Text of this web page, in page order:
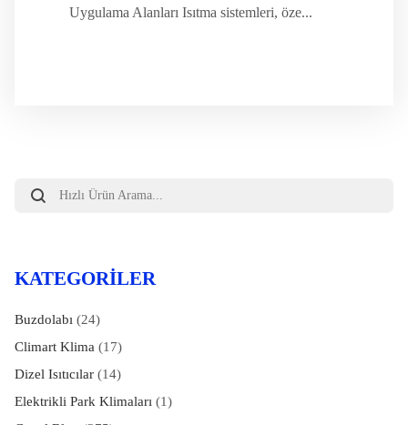
Uygulama Alanları Isıtma sistemleri, öze...
search
KATEGORILER
Buzdolabı (24)
Climart Klima (17)
Dizel Isıtıcılar(14)
Elektrikli Park Klimaları (1)